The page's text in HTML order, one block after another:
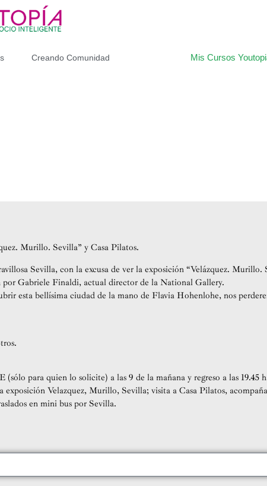
Creando Comunidad Mis Cursos
Murillo. Sevilla” y Casa Pilatos.
Sevilla, con la excusa de ver la exposición “Velázquez. Murillo.
por Gabriele Finaldi, actual director de la National Gallery.
esta bellísima ciudad de la mano de Flavia Hohenlohe, nos
para quien lo solicite) a las 9 de la mañana y regreso a las 19.45
Velazquez, Murillo, Sevilla; visita a Casa Pilatos,
en mini bus por Sevilla.